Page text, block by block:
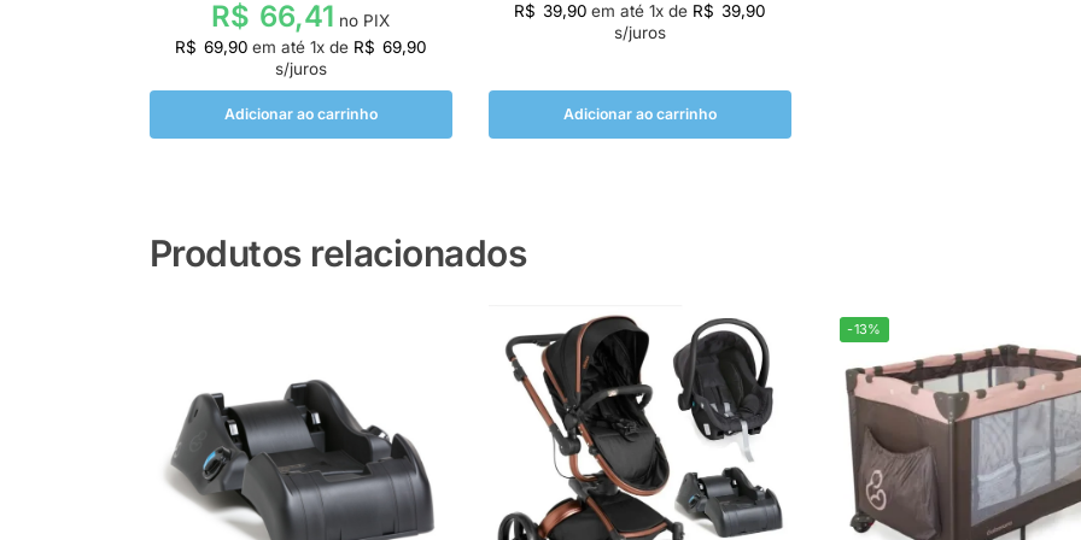
R$ 66,41 no PIX
R$ 69,90 em até 1x de R$ 69,90
s/juros
Adicionar ao carrinho
R$ 39,90 em até1x de R$ 39,90
s/juros
Adicionar ao carrinho
Produtos relacionados
-13%